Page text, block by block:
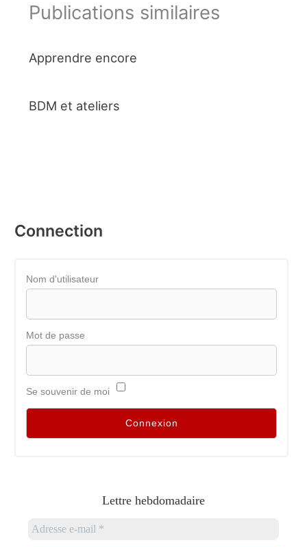
Publications similaires
Apprendre encore
BDM et ateliers
Connection
Nom d'utilisateur
Mot de passe
Se souvenir de moi
Lettre hebdomadaire